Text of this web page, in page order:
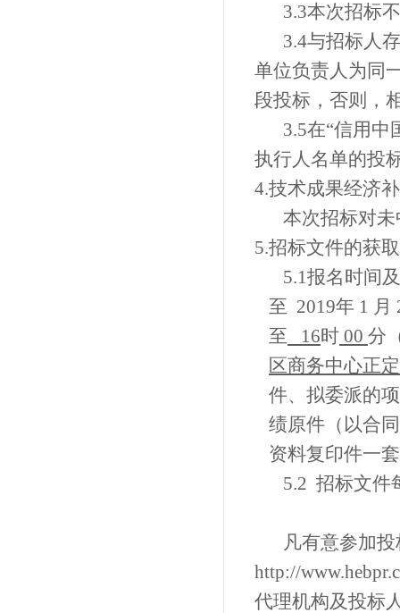
3.3本次招标
3.4与招标人
单位负责人为同
段投标，否则，
3.5在“信用中
执行人名单的投
4.技术成果经济
本次招标对
5.招标文件的获取
5.1报名时间
至 2019年 1 月
至
16时 00 分
区商务中心正
件、 拟委派的
绩原件（以合
资料复印件一
5.2 招标文件
凡有意参加
http://
代理机构及投标